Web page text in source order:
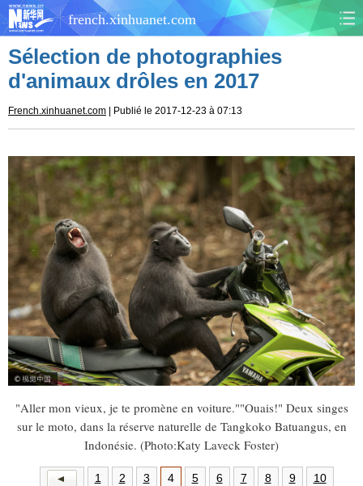
french.xinhuanet.com
CHINE MONDE
SANTÉ SPORTS
SCI&TECH PLANÈTE
TOURISME DOCUMENTS
DOSSIERS PHOTOS
VIDÉOS
Sélection de photographies
d'animaux drôles en 2017
French.xinhuanet.com | Publié le 2017-12-23 à 07:13
"Aller mon vieux, je te promène en voiture.""Ouais!" Deux singes
sur le moto, dans la réserve naturelle de Tangkoko Batuangus, en
Indonésie. (Photo:Katy Laveck Foster)
1 2 3 4 5 6 7 8 9 10